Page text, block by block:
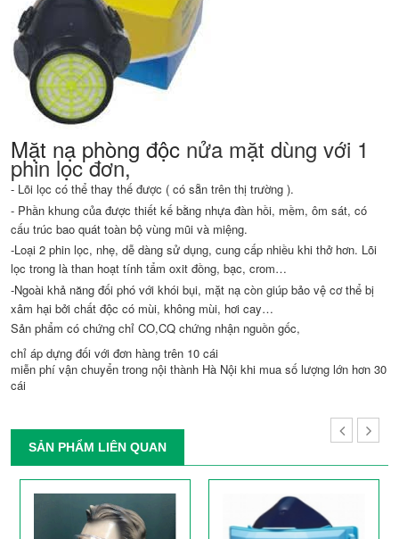
Mặt nạ phòng độc nửa mặt dùng với 1
phin lọc đơn,
- Lõi lọc có thể thay thế được ( có sẵn trên thị trường ).
- Phần khung của được thiết kế bằng nhựa đàn hồi, mềm, ôm sát, có
cấu trúc bao quát toàn bộ vùng mũi và miệng.
-Loại 2 phin lọc, nhẹ, dễ dàng sử dụng, cung cấp nhiều khi thở hơn. Lõi
lọc trong là than hoạt tính tẩm oxit đồng, bạc, crom…
-Ngoài khả năng đối phó với khói bụi, mặt nạ còn giúp bảo vệ cơ thể bị
xâm hại bởi chất độc có mùi, không mùi, hơi cay…
Sản phẩm có chứng chỉ CO,CQ chứng nhận nguồn gốc,
chỉ áp dựng đối với đơn hàng trên 10 cái
miễn phí vận chuyển trong nội thành Hà Nội khi mua số lượng lớn hơn 30
cái
SẢN PHẨM LIÊN QUAN